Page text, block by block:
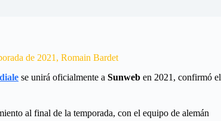
de 2021, Romain Bardet
se unirá oficialmente a Sunweb en 2021, confirmó el
al final de la temporada, con el equipo de alemán